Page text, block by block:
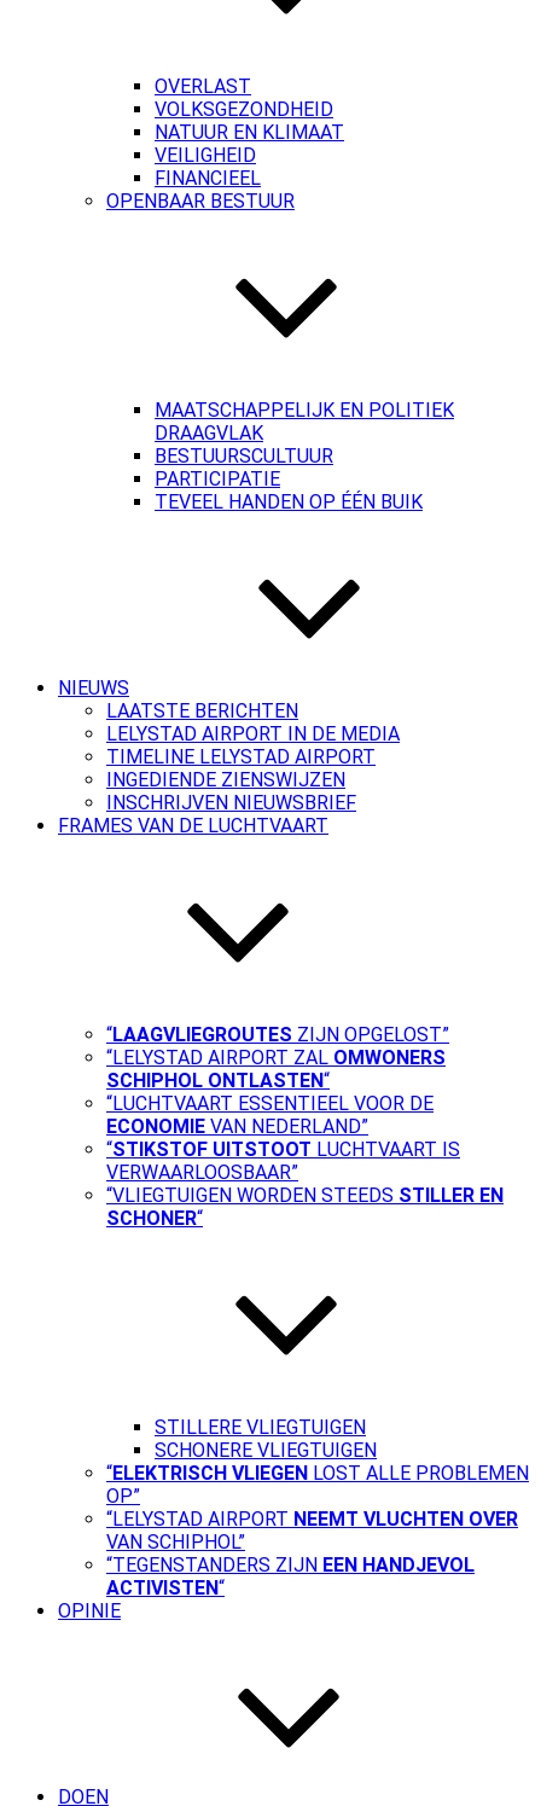
OVERLAST
VOLKSGEZONDHEID
NATUUR EN KLIMAAT
VEILIGHEID
FINANCIEEL
OPENBAAR BESTUUR
MAATSCHAPPELIJK EN POLITIEK
DRAAGVLAK
BESTUURSCULTUUR
PARTICIPATIE
TEVEEL HANDEN OP ÉÉN BUIK
NIEUWS
LAATSTE BERICHTEN
LELYSTAD AIRPORT IN DE MEDIA
TIMELINE LELYSTAD AIRPORT
INGEDIENDE ZIENSWIJZEN
INSCHRIJVEN NIEUWSBRIEF
FRAMES VAN DE LUCHTVAART
“LAAGVLIEGROUTES ZIJN OPGELOST”
“LELYSTAD AIRPORT ZAL OMWONERS
SCHIPHOL ONTLASTEN“
“LUCHTVAART ESSENTIEEL VOOR DE
ECONOMIE VAN NEDERLAND”
“STIKSTOF UITSTOOT LUCHTVAART IS
VERWAARLOOSBAAR”
“VLIEGTUIGEN WORDEN STEEDS STILLER EN
SCHONER“
STILLERE VLIEGTUIGEN
SCHONERE VLIEGTUIGEN
“ELEKTRISCH VLIEGEN LOST ALLE PROBLEMEN
OP”
“LELYSTAD AIRPORT NEEMT VLUCHTEN OVER
VAN SCHIPHOL”
“TEGENSTANDERS ZIJN EEN HANDJEVOL
ACTIVISTEN“
OPINIE
DOEN